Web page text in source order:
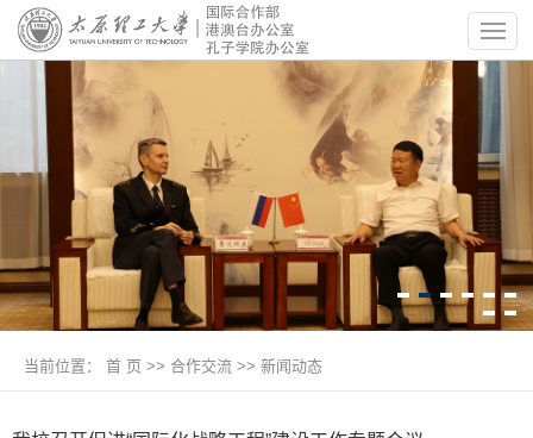
当前位置： 首 页 >> 合作交流 >> 新闻动态